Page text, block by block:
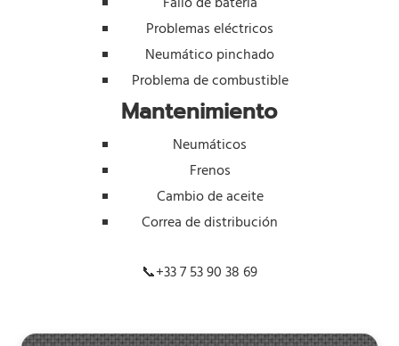
Problemas eléctricos
Neumático pinchado
Problema de combustible
Mantenimiento
Neumáticos
Frenos
Cambio de aceite
Correa de distribución
📞+33 7 53 90 38 69